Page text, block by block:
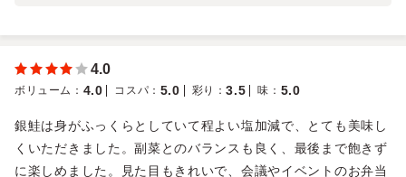
4.0
ボリューム ： 4.0 コスパ ： 5.0 彩り ：3.5 味 ： 5.0
銀鮭は身がふっくらとしていて程よい塩加減で、とても美味し
くいただきました。副菜とのバランスも良く、最後まで飽きず
に楽しめました。見た目もきれいで、会議やイベントのお弁当